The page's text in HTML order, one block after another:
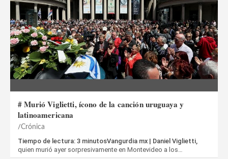
# Murió Viglietti, ícono de la canción uruguaya y
latinoamericana
Crónica
Tiempo de lectura: 3 minutosVangurdia mx | Daniel Viglietti,
quien murió ayer sorpresivamente en Montevideo a los…